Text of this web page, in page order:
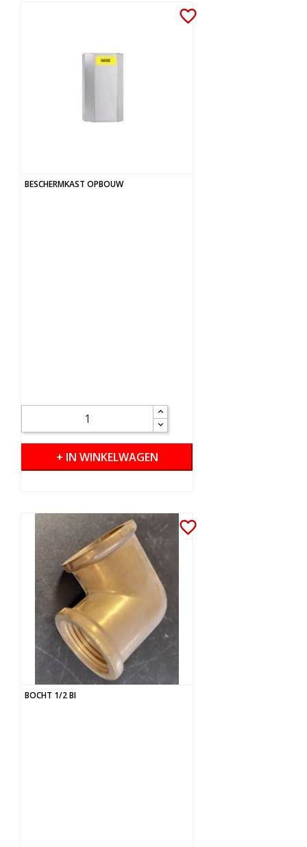
favorite_border
BESCHERMKAST OPBOUW
+ IN WINKELWAGEN
favorite_border
BOCHT 1/2 BI